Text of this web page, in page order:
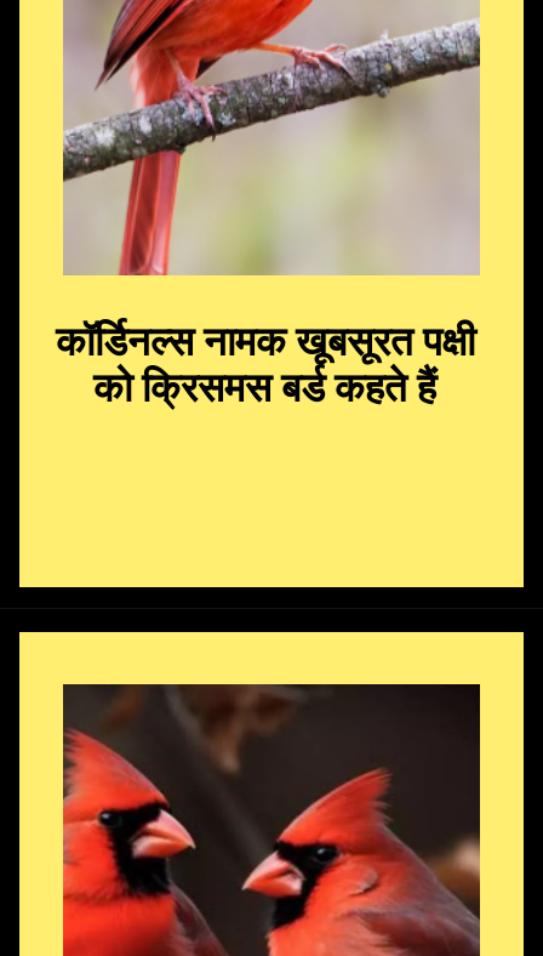
कॉर्डिनल्स नामक खूबसूरत पक्षी
को क्रिसमस बर्ड कहते हैं